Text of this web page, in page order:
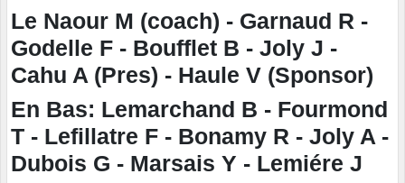
Le Naour M (coach) - Garnaud R -
Godelle F - Boufflet B - Joly J -
Cahu A (Pres) - Haule V (Sponsor)
En Bas: Lemarchand B - Fourmond
T - Lefillatre F - Bonamy R - Joly A -
Dubois G - Marsais Y - Lemiére J